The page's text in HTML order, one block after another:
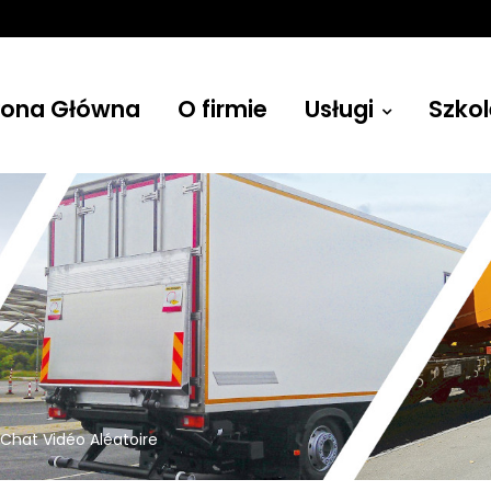
Główna O firmie Usługi
Vidéo Aléatoire Żurawie
Budowlane, leśne, przenośne i